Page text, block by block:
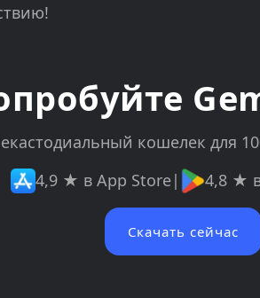
кошелек для
4,9 ★ в App Store| 4,8 ★
Скачать сейчас